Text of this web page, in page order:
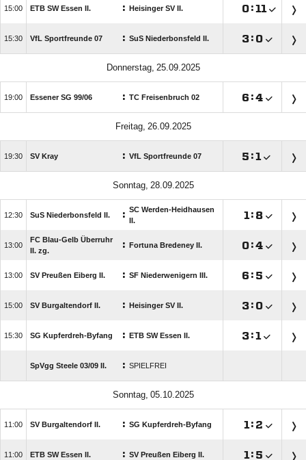
 ETB SW Essen II. : Heisinger SV II. :
 VfL Sportfreunde 07 : SuS Niederbonsfeld II. : 
 
 Essener SG 99/​06 : TC Freisenbruch 02  :
 
 SV Kray : VfL Sportfreunde 07  :
 
 SuS Niederbonsfeld II. : SC Werden-Heidhausen
II.
 : 

FC Blau-Gelb Überruhr
II. zg.
: Fortuna Bredeney II. :
 SV Preußen Eiberg II. : SF Niederwenigern III.  : 
 SV Burgaltendorf II. : Heisinger SV II. : 
 SG Kupferdreh-Byfang : ETB SW Essen II. :
SpVgg Steele 03/​09 II. : SPIELFREI
 
 SV Burgaltendorf II. : SG Kupferdreh-Byfang  : 
 ETB SW Essen II. : SV Preußen Eiberg II.  : 